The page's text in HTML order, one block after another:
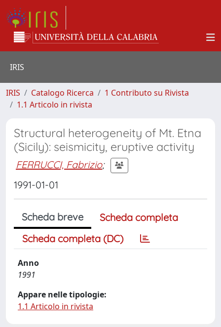
IRIS
IRIS Catalogo Ricerca
1 Contributo su Rivista
1.1 Articolo in rivista
Structural heterogeneity of Mt. Etna
(Sicily): seismicity, eruptive activity
FERRUCCI, Fabrizio;
1991-01-01
Scheda breve
Scheda completa
Scheda completa (DC)
Anno
1991
Appare nelle tipologie:
1.1 Articolo in rivista